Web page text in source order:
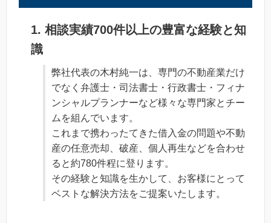
1. 相談実績700件以上の豊富な経験と知
識
弊社代表の木村純一は、専門の不動産業だけ
でなく弁護士・司法書士・行政書士・フィナ
ンシャルプランナーなど様々な専門家とチー
ムを組んでいます。
これまで携わったてきた借入金の問題や不動
産の任意売却、破産、個人再生などを合わせ
ると約780件程に登ります。
その経験と知識を生かして、お客様にとって
ベストな解決方法をご提案いたします。